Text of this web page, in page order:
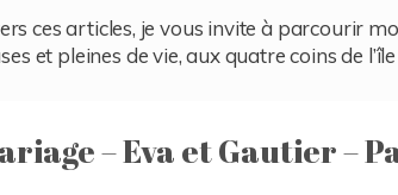
ces articles, je vous invite à parcourir
et pleines de vie, aux quatre coins de
– Eva et Gautier –